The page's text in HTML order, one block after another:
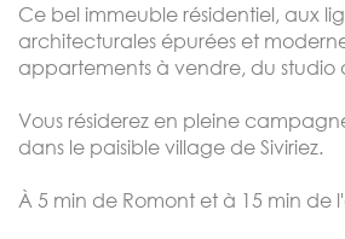
Ce bel immeuble résidentiel, aux
architecturales épurées et
appartements à vendre, du studio
Vous résiderez en pleine
dans le paisible village de Siviriez.
À 5 min de Romont et à 15 min de